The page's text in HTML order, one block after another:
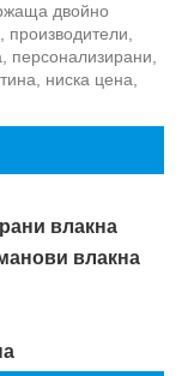
двойно
производители,
персонализирани,
ниска цена,
влакна
влакна